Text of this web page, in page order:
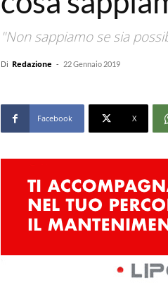
"Non sappiamo se sia
Di Redazione - 22 Gennaio 2019
Facebook X